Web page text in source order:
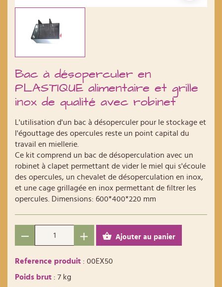
Bac à désoperculer en
PLASTIQUE alimentaire et grille
inox de qualité avec robinet
L'utilisation d'un bac à désoperculer pour le stockage et
l'égouttage des opercules reste un point capital du
travail en miellerie.
Ce kit comprend un bac de désoperculation avec un
robinet à clapet permettant de vider le miel qui s'écoule
des opercules, un chevalet de désoperculation en inox,
et une cage grillagée en inox permettant de filtrer les
opercules. Dimensions: 600*400*220 mm
Ajouter au panier
Reference produit : 00EX50
Poids brut : 7 kg